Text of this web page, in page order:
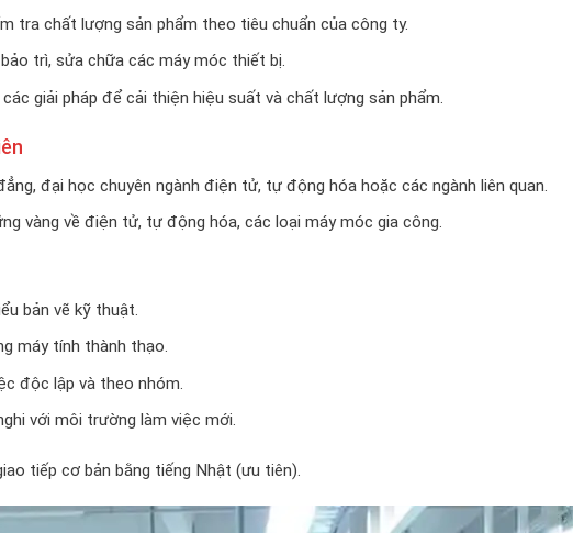
tra chất lượng sản phẩm theo tiêu chuẩn của công ty.
trì, sửa chữa các máy móc thiết bị.
giải pháp để cải thiện hiệu suất và chất lượng sản phẩm.
đại học chuyên ngành điện tử, tự động hóa hoặc các ngành liên quan.
vàng về điện tử, tự động hóa, các loại máy móc gia công.
bản vẽ kỹ thuật.
máy tính thành thạo.
độc lập và theo nhóm.
với môi trường làm việc mới.
tiếp cơ bản bằng tiếng Nhật (ưu tiên).